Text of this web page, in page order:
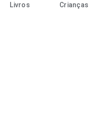
Livros Crianças